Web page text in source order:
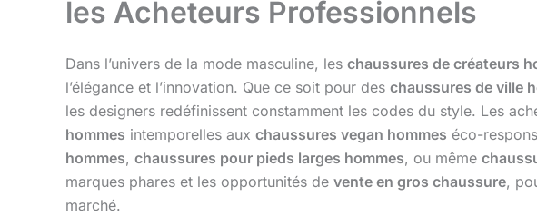
les Acheteurs Professionnels
Dans l’univers de la mode masculine, les chaussures de créateurs
l’élégance et l’innovation. Que ce soit pour des chaussures de ville
les designers redéfinissent constamment les codes du style. Les
hommes intemporelles aux chaussures vegan hommes éco-
hommes, chaussures pour pieds larges hommes, ou même
marques phares et les opportunités de vente en gros chaussure,
marché.